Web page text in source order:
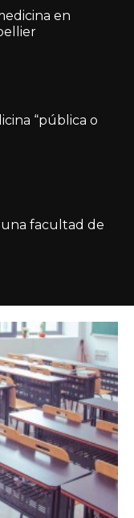
en
“pública o
una facultad de